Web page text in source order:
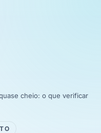
cheio: o que verificar